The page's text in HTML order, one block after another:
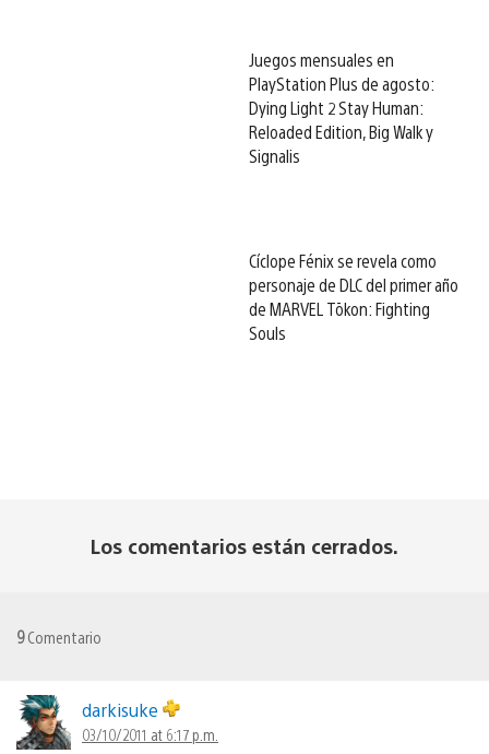
Juegos mensuales en
PlayStation Plus de agosto:
Dying Light 2 Stay Human:
Reloaded Edition, Big Walk y
Signalis
Cíclope Fénix se revela como
personaje de DLC del primer año
de MARVEL Tōkon: Fighting
Souls
Los comentarios están cerrados.
9Comentario
darkisuke
03/10/2011 at 6:17 p.m.